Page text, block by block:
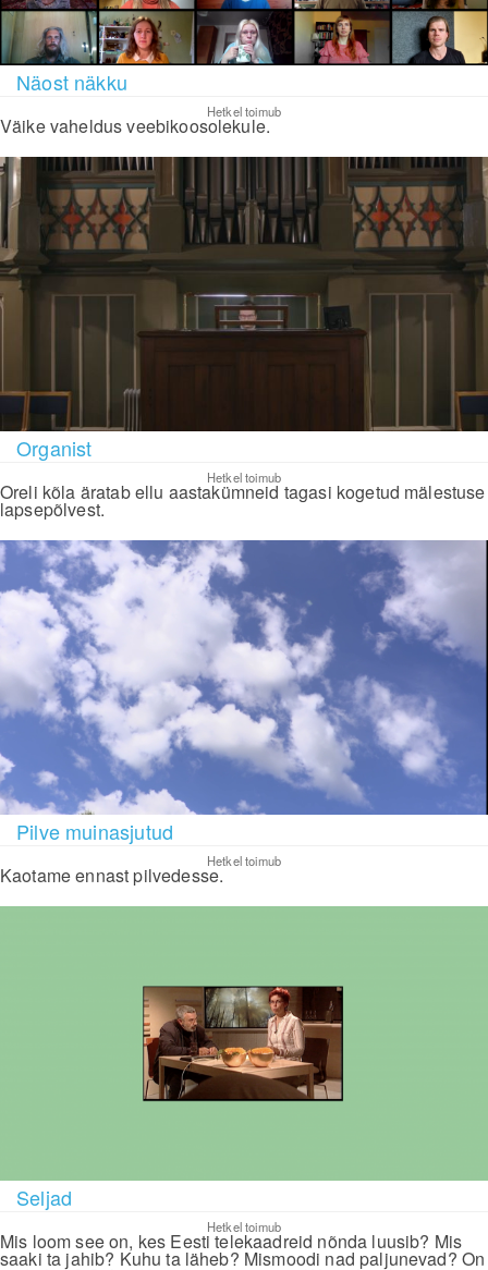
Näost näkku
Hetkel toimub
Väike vaheldus veebikoosolekule.
Organist
Hetkel toimub
Oreli kõla äratab ellu aastakümneid tagasi kogetud mälestuse
lapsepõlvest.
Pilve muinasjutud
Hetkel toimub
Kaotame ennast pilvedesse.
Seljad
Hetkel toimub
Mis loom see on, kes Eesti telekaadreid nõnda luusib? Mis
saaki ta jahib? Kuhu ta läheb? Mismoodi nad paljunevad? On